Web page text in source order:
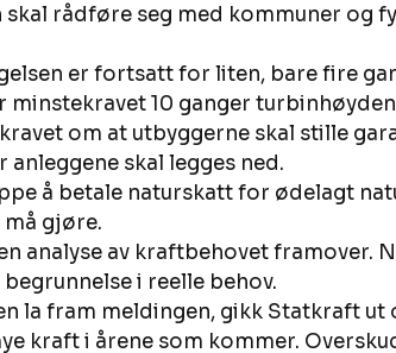
skal rådføre seg med kommuner og
er fortsatt for liten, bare fire
minstekravet 10 ganger
om at utbyggerne skal stille
skal legges ned.
å betale naturskatt for ødelagt
gjøre.
analyse av kraftbehovet framover.
i reelle behov.
la fram meldingen, gikk Statkraft ut
kraft i årene som kommer.